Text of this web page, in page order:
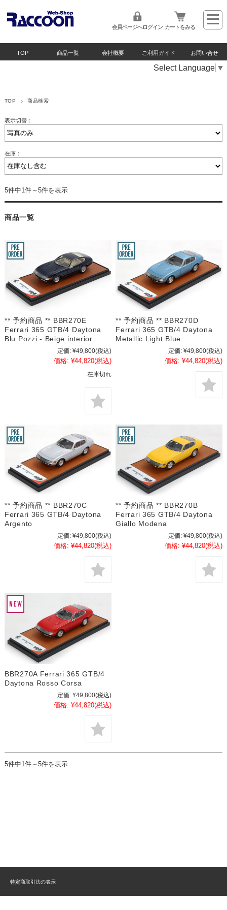
会員ページへログイン カートをみる
TOP 商品一覧 会社概要 ご利用ガイド お問い合せ
Select Language ▼
TOP 商品検索
表示切替：
在庫：
5件中1件～5件を表示
商品一覧
** 予約商品 ** BBR270E
Ferrari 365 GTB/4 Daytona
Blu Pozzi - Beige interior
定価: ¥49,800(税込)
価格: ¥44,820(税込)
在庫切れ
** 予約商品 ** BBR270D
Ferrari 365 GTB/4 Daytona
Metallic Light Blue
定価: ¥49,800(税込)
価格: ¥44,820(税込)
** 予約商品 ** BBR270C
Ferrari 365 GTB/4 Daytona
Argento
定価: ¥49,800(税込)
価格: ¥44,820(税込)
** 予約商品 ** BBR270B
Ferrari 365 GTB/4 Daytona
Giallo Modena
定価: ¥49,800(税込)
価格: ¥44,820(税込)
BBR270A Ferrari 365 GTB/4
Daytona Rosso Corsa
定価: ¥49,800(税込)
価格: ¥44,820(税込)
5件中1件～5件を表示
特定商取引法の表示